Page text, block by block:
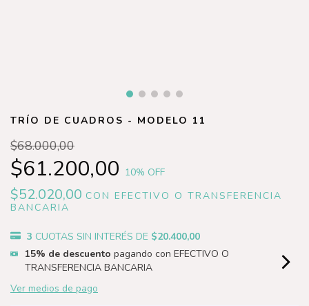
TRÍO DE CUADROS - MODELO 11
$68.000,00
$61.200,00 10% OFF
$52.020,00 CON EFECTIVO O TRANSFERENCIA
BANCARIA
3 CUOTAS SIN INTERÉS DE $20.400,00
15% de descuento pagando con EFECTIVO O
TRANSFERENCIA BANCARIA
Ver medios de pago